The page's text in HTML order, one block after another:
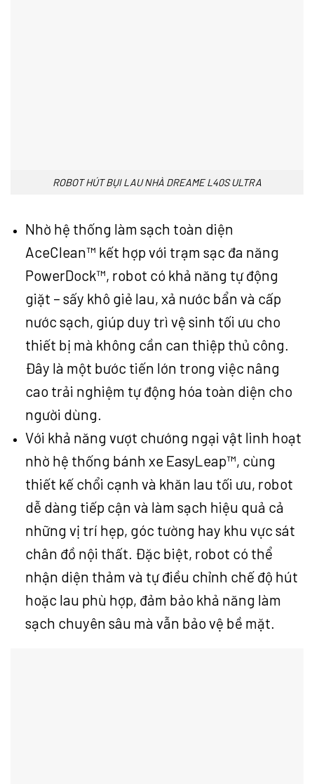
ROBOT HÚT BỤI LAU NHÀ DREAME L40S ULTRA
Nhờ hệ thống làm sạch toàn diện
AceClean™ kết hợp với trạm sạc đa năng
PowerDock™, robot có khả năng tự động
giặt – sấy khô giẻ lau, xả nước bẩn và cấp
nước sạch, giúp duy trì vệ sinh tối ưu cho
thiết bị mà không cần can thiệp thủ công.
Đây là một bước tiến lớn trong việc nâng
cao trải nghiệm tự động hóa toàn diện cho
người dùng.
Với khả năng vượt chướng ngại vật linh hoạt
nhờ hệ thống bánh xe EasyLeap™, cùng
thiết kế chổi cạnh và khăn lau tối ưu, robot
dễ dàng tiếp cận và làm sạch hiệu quả cả
những vị trí hẹp, góc tường hay khu vực sát
chân đồ nội thất. Đặc biệt, robot có thể
nhận diện thảm và tự điều chỉnh chế độ hút
hoặc lau phù hợp, đảm bảo khả năng làm
sạch chuyên sâu mà vẫn bảo vệ bề mặt.